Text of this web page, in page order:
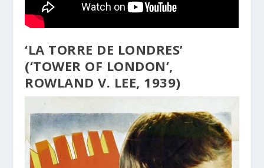
‘LA TORRE DE LONDRES’
(‘TOWER OF LONDON’,
ROWLAND V. LEE, 1939)